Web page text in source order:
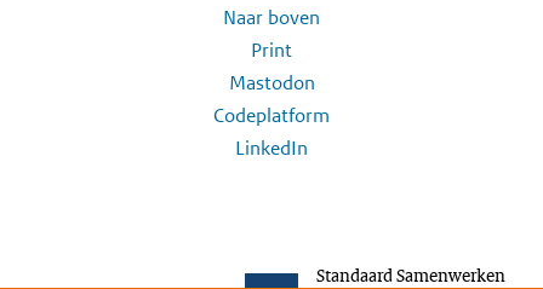
Naar boven
Print
Mastodon
Codeplatform
LinkedIn
Standaard Samenwerken